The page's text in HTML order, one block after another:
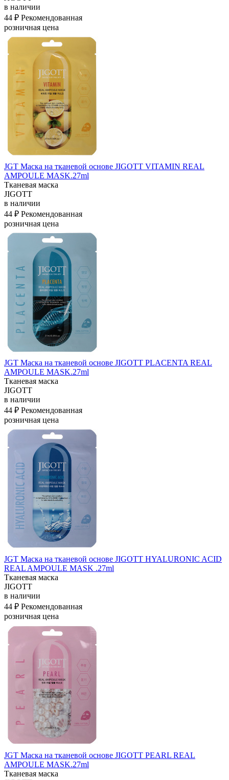
в наличии
44 ₽ Рекомендованная
розничная цена
JGT Маска на тканевой основе JIGOTT VITAMIN REAL
AMPOULE MASK.27ml
Тканевая маска
JIGOTT
в наличии
44 ₽ Рекомендованная
розничная цена
JGT Маска на тканевой основе JIGOTT PLACENTA REAL
AMPOULE MASK.27ml
Тканевая маска
JIGOTT
в наличии
44 ₽ Рекомендованная
розничная цена
JGT Маска на тканевой основе JIGOTT HYALURONIC ACID
REAL AMPOULE MASK .27ml
Тканевая маска
JIGOTT
в наличии
44 ₽ Рекомендованная
розничная цена
JGT Маска на тканевой основе JIGOTT PEARL REAL
AMPOULE MASK.27ml
Тканевая маска